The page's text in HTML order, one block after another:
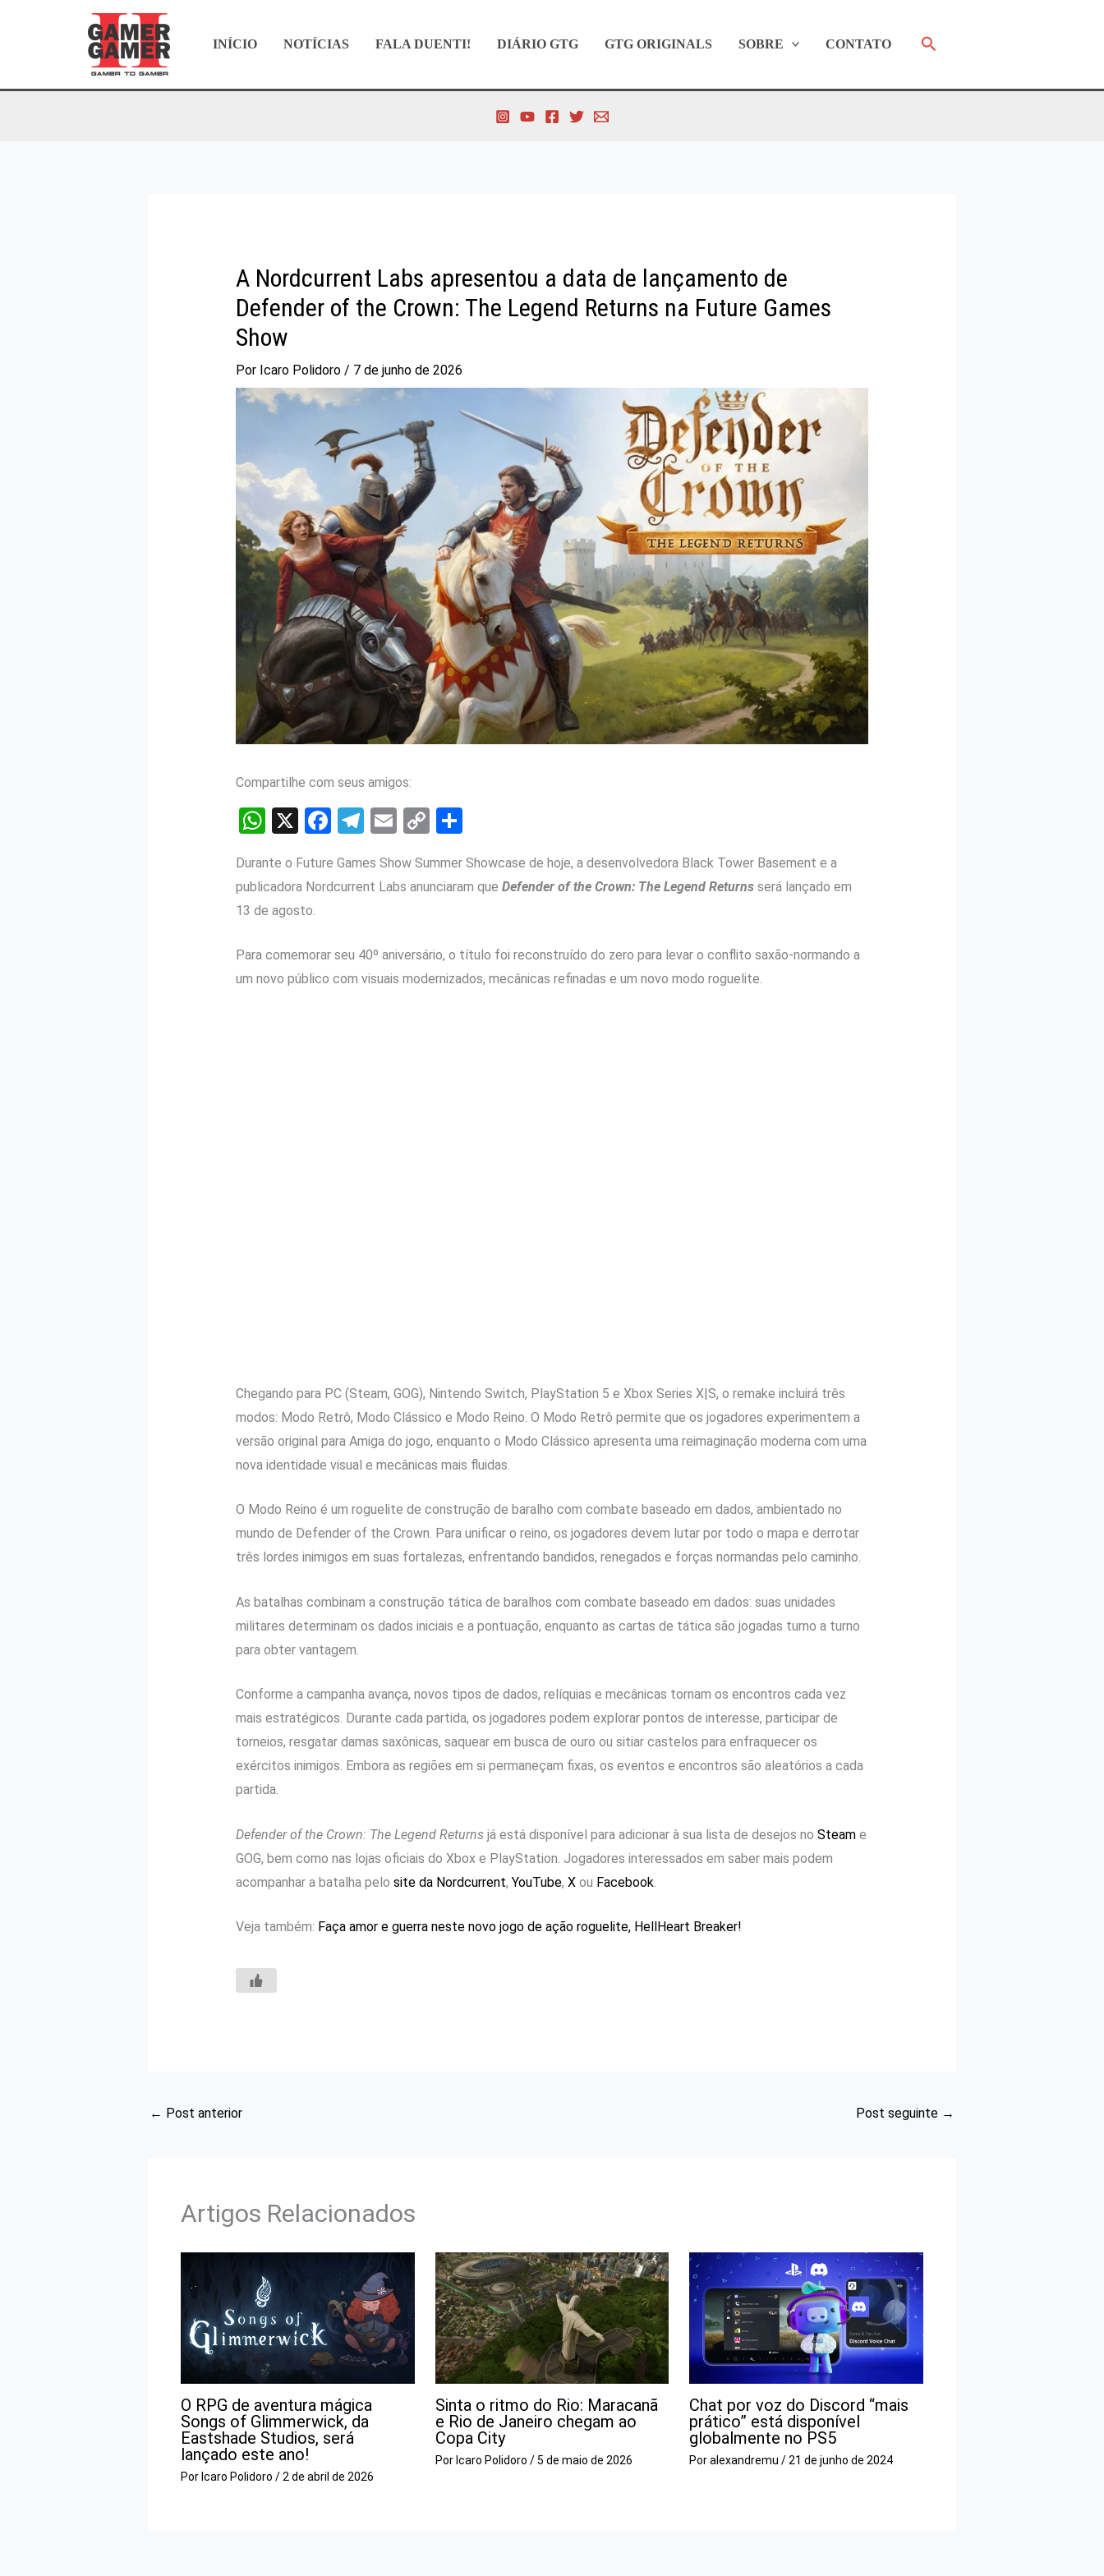
INÍCIO NOTÍCIAS FALA DUENTI! DIÁRIO GTG GTG ORIGINALS SOBRE CONTATO Pesquisar
A Nordcurrent Labs apresentou a data de lançamento de
Defender of the Crown: The Legend Returns na Future Games
Show
Por Icaro Polidoro / 7 de junho de 2026
Compartilhe com seus amigos:
W
at
s
A
p
p
X F
ce
b
o
k
T
e
gr
m
E
ail
C
py
Li
k
S
ar
e
Durante o Future Games Show Summer Showcase de hoje, a desenvolvedora Black Tower Basement e a
publicadora Nordcurrent Labs anunciaram que Defender of the Crown: The Legend Returnsserá lançado em
13 de agosto.
Para comemorar seu 40º aniversário, o título foi reconstruído do zero para levar o conflito saxão-normando a
um novo público com visuais modernizados, mecânicas refinadas e um novo modo roguelite.
Chegando para PC (Steam, GOG), Nintendo Switch, PlayStation 5 e Xbox Series X|S, o remake incluirá três
modos: Modo Retrô, Modo Clássico e Modo Reino. O Modo Retrô permite que os jogadores experimentem a
versão original para Amiga do jogo, enquanto o Modo Clássico apresenta uma reimaginação moderna com uma
nova identidade visual e mecânicas mais fluidas.
O Modo Reino é um roguelite de construção de baralho com combate baseado em dados, ambientado no
mundo de Defender of the Crown. Para unificar o reino, os jogadores devem lutar por todo o mapa e derrotar
três lordes inimigos em suas fortalezas, enfrentando bandidos, renegados e forças normandas pelo caminho.
As batalhas combinam a construção tática de baralhos com combate baseado em dados: suas unidades
militares determinam os dados iniciais e a pontuação, enquanto as cartas de tática são jogadas turno a turno
para obter vantagem.
Conforme a campanha avança, novos tipos de dados, relíquias e mecânicas tornam os encontros cada vez
mais estratégicos. Durante cada partida, os jogadores podem explorar pontos de interesse, participar de
torneios, resgatar damas saxônicas, saquear em busca de ouro ou sitiar castelos para enfraquecer os
exércitos inimigos. Embora as regiões em si permaneçam fixas, os eventos e encontros são aleatórios a cada
partida.
Defender of the Crown: The Legend Returnsjá está disponível para adicionar à sua lista de desejos no Steame
GOG, bem como nas lojas oficiais do Xbox e PlayStation. Jogadores interessados ​​em saber mais podem
acompanhar a batalha pelo site da Nordcurrent, YouTube, Xou Facebook.
Veja também: Faça amor e guerra neste novo jogo de ação roguelite, HellHeart Breaker!
← Post anterior Post seguinte →
Artigos Relacionados
O RPG de aventura mágica
Songs of Glimmerwick, da
Eastshade Studios, será
lançado este ano!
Por Icaro Polidoro / 2 de abril de 2026
Sinta o ritmo do Rio: Maracanã
e Rio de Janeiro chegam ao
Copa City
Por Icaro Polidoro /5 de maio de 2026
Chat por voz do Discord “mais
prático” está disponível
globalmente no PS5
Poralexandremu/ 21 de junho de 2024